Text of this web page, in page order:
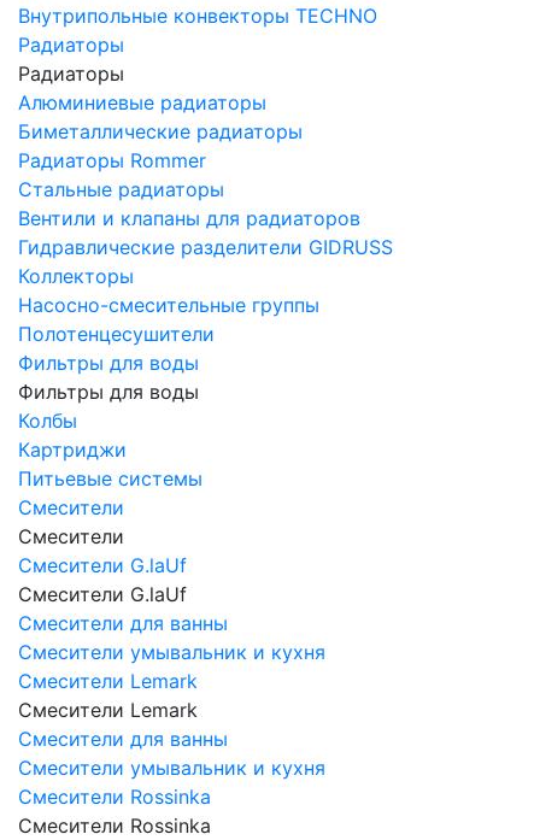
Внутрипольные конвекторы TECHNO
Радиаторы
Радиаторы
Алюминиевые радиаторы
Биметаллические радиаторы
Радиаторы Rommer
Стальные радиаторы
Вентили и клапаны для радиаторов
Гидравлические разделители GIDRUSS
Коллекторы
Насосно-смесительные группы
Полотенцесушители
Фильтры для воды
Фильтры для воды
Колбы
Картриджи
Питьевые системы
Смесители
Смесители
Смесители G.laUf
Смесители G.laUf
Смесители для ванны
Смесители умывальник и кухня
Смесители Lemark
Смесители Lemark
Смесители для ванны
Смесители умывальник и кухня
Смесители Rossinka
Смесители Rossinka